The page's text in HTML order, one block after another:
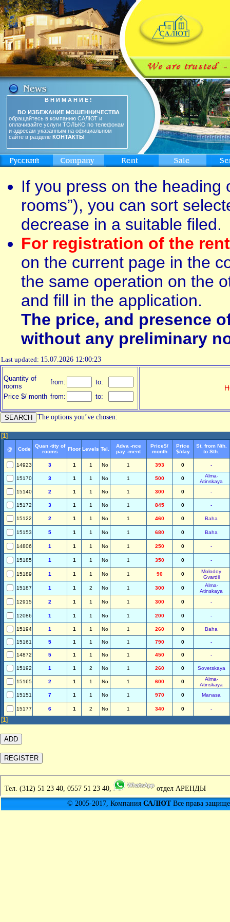
В Н И М А Н И Е !
ВО ИЗБЕЖАНИЕ МОШЕННИЧЕСТВА
обращайтесь в компанию САЛЮТ и
оплачивайте услуги ТОЛЬКО по телефонам
и адресам указанным на официальном
сайте в разделе КОНТАКТЫ
If you press on the heading
rooms”), you can sort
decrease in a suitable filed.
For registration of the
on the current page in the
the same operation on the
and fill in the application.
The price, and presence
without any preliminary
Last updated: 15.07.2026 12:00:23
Quantity of
rooms
from:
to:
Price $/ month from: to:
The options you’ve chosen:
[1]
@ Code
Quan -tity of
rooms
Floor Levels Tel.
Adva -nce
pay -ment
Price$/
month
Price
$/day
St. from Nth.
to Sth.
14923 3 1 1 No 1 393 0 -
15170 3 1 1 No 1 500 0
Alma-
Atinskaya
15140
2 1 1 No 1 300 0 -
15172 3 1 1 No 1 845 0 -
15122 2 1 1 No 1 460 0 Baha
15153 5 1 1 No 1 680 0 Baha
14806 1 1 1 No 1 250 0 -
15185 1 1 1 No 1 350 0 -
15189 1 1 1 No 1 90 0
Molodoy
Gvardii
15187
1 1 2 No 1 300 0
Alma-
Atinskaya
12915
2 1 1 No 1 300 0 -
12086 1 1 1 No 1 200 0 -
15194 1 1 1 No 1 260 0 Baha
15161 5 1 1 No 1 790 0 -
14872 5 1 1 No 1 450 0 -
15192 1 1 2 No 1 260 0 Sovetskaya
15165 2 1 1 No 1 600 0
Alma-
Atinskaya
15151
7 1 1 No 1 970 0 Manasa
15177 6 1 2 No 1 340 0 -
[1]
Тел. (312) 51 23 40, 0557 51 23 40,
отдел АРЕНДЫ
© 2005-2017, Компания САЛЮТВсе права